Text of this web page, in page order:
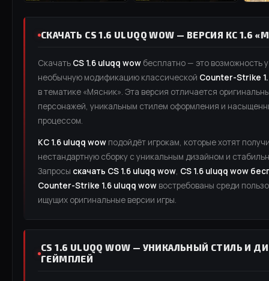
СКАЧАТЬ CS 1.6 ULUQQ WOW — ВЕРСИЯ КС 1.6
Скачать CS 1.6 uluqq wow бесплатно — это возможность
необычную модификацию классической Counter-Strike
в тематике «Мясник». Эта версия отличается
персонажей, уникальным стилем оформления и
процессом.
КС 1.6 uluqq wow подойдёт игрокам, которые хотят
нестандартную сборку с уникальным дизайном и
Запросы скачать CS 1.6 uluqq wow, CS 1.6 uluqq wow
Counter-Strike 1.6 uluqq wow востребованы среди
ищущих оригинальные версии игры.
CS 1.6 ULUQQ WOW — УНИКАЛЬНЫЙ СТИЛЬ И
ГЕЙМПЛЕЙ